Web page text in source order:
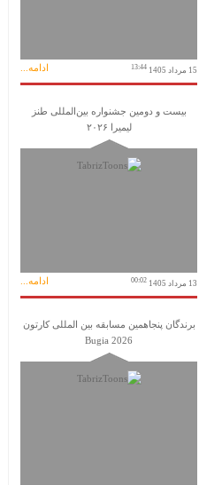
15 مرداد 1405 13:44 ادامه...
بیست و دومین جشنواره بین‌المللی طنز
لیمیرا ۲۰۲۶
13 مرداد 1405 00:02 ادامه...
برندگان پنجاهمین مسابقه بین المللی کارتون
Bugia 2026